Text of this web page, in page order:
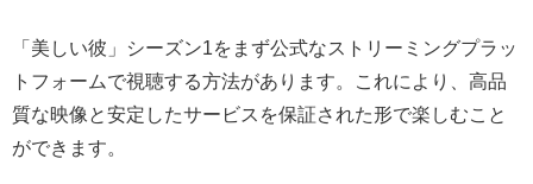
「美しい彼」シーズン1をまず公式なストリーミングプラッ
トフォームで視聴する方法があります。これにより、高品
質な映像と安定したサービスを保証された形で楽しむこと
ができます。